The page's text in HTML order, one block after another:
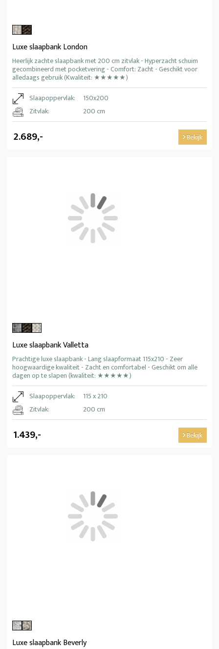
Luxe slaapbank London
Heerlijk zachte slaapbank met 200 cm zitvlak - Hyperzacht schuim
gecombineerd met pocketvering - Comfort: Zacht - Geschikt voor
alledaags gebruik (Kwaliteit: ★★★★★)
Slaapoppervlak:
150x200
Zitvlak:
200 cm
2.689,- Bekijk
Luxe slaapbank Valletta
Prachtige luxe slaapbank - Lang slaapformaat 115x210 - Zeer
hoogwaardige kwaliteit - Zacht en comfortabel - Geschikt om alle
dagen op te slapen (kwaliteit: ★★★★★)
Slaapoppervlak:
115 x 210
Zitvlak:
200 cm
1.439,- Bekijk
Luxe slaapbank Beverly